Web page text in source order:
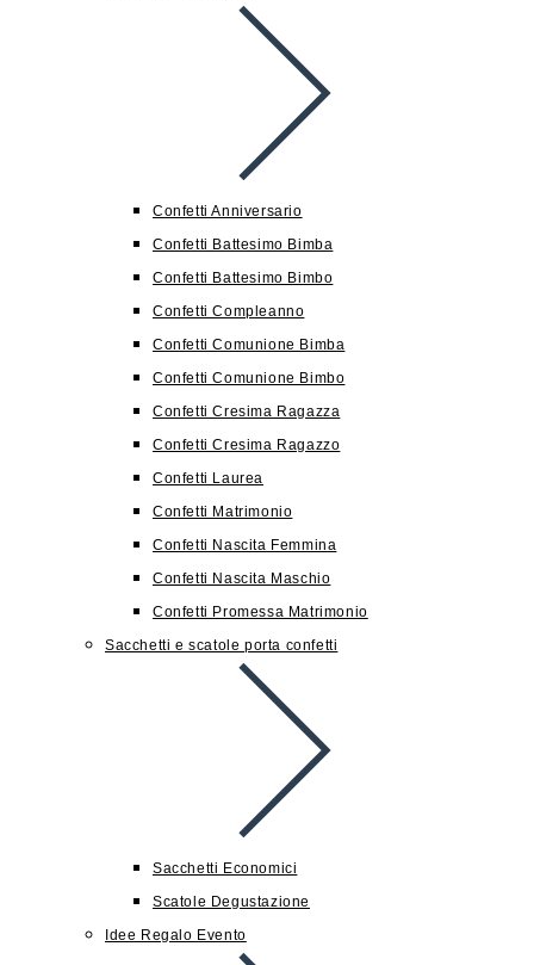
Confetti Anniversario
Confetti Battesimo Bimba
Confetti Battesimo Bimbo
Confetti Compleanno
Confetti Comunione Bimba
Confetti Comunione Bimbo
Confetti Cresima Ragazza
Confetti Cresima Ragazzo
Confetti Laurea
Confetti Matrimonio
Confetti Nascita Femmina
Confetti Nascita Maschio
Confetti Promessa Matrimonio
Sacchetti e scatole porta confetti
Sacchetti Economici
Scatole Degustazione
Idee Regalo Evento